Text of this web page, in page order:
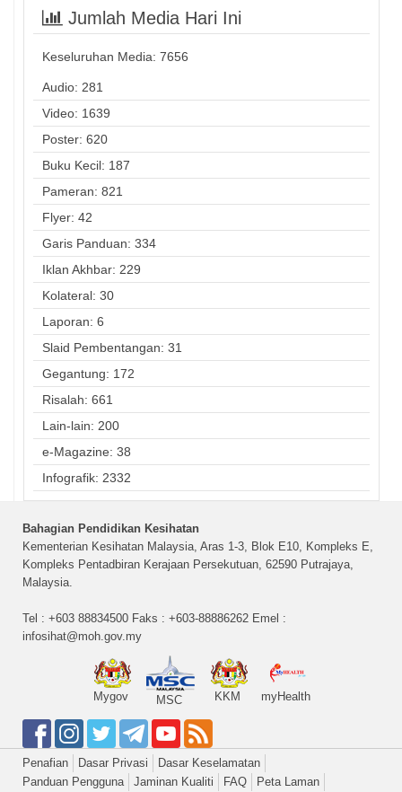
Jumlah Media Hari Ini
Keseluruhan Media: 7656
Audio: 281
Video: 1639
Poster: 620
Buku Kecil: 187
Pameran: 821
Flyer: 42
Garis Panduan: 334
Iklan Akhbar: 229
Kolateral: 30
Laporan: 6
Slaid Pembentangan: 31
Gegantung: 172
Risalah: 661
Lain-lain: 200
e-Magazine: 38
Infografik: 2332
Bahagian Pendidikan Kesihatan
Kementerian Kesihatan Malaysia, Aras 1-3, Blok E10, Kompleks E,
Kompleks Pentadbiran Kerajaan Persekutuan, 62590 Putrajaya,
Malaysia.
Tel : +603 88834500 Faks : +603-88886262 Emel :
infosihat@moh.gov.my
Mygov MSC KKM myHealth
Penafian Dasar Privasi
Dasar Keselamatan
Panduan Pengguna
Jaminan Kualiti FAQ Peta Laman